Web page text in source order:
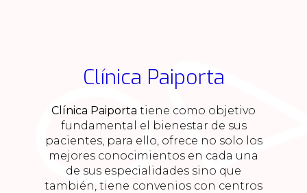
Clínica Paiporta
Clínica Paiporta tiene como objetivo
fundamental el bienestar de sus
pacientes, para ello, ofrece no solo los
mejores conocimientos en cada una
de sus especialidades sino que
también, tiene convenios con centros